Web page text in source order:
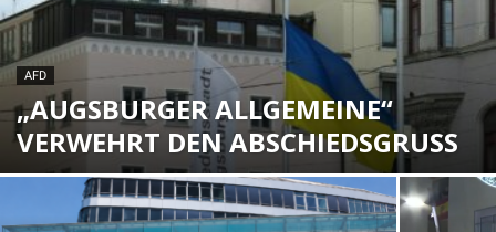
AFD
„AUGSBURGER ALLGEMEINE“
VERWEHRT DEN ABSCHIEDSGRUSS